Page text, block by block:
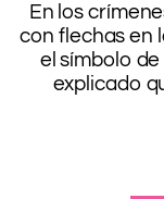
En los
con flechas en
el símbolo
explicado